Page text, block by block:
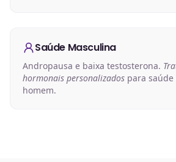
Saúde Masculina
Andropausa e baixa testosterona.
hormonais personalizados para
homem.